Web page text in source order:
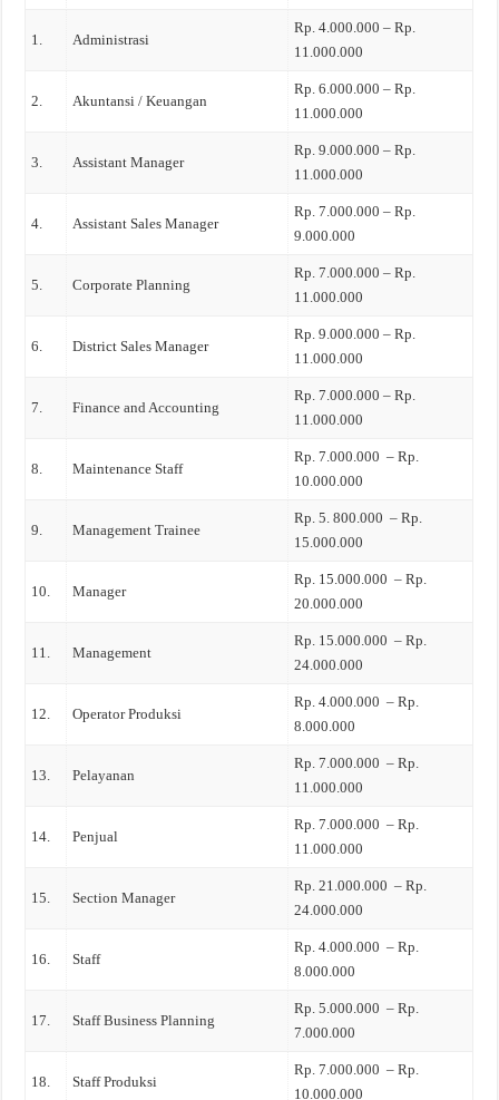
1. Administrasi
Rp. 4.000.000 – Rp.
11.000.000
2. Akuntansi / Keuangan
Rp. 6.000.000 – Rp.
11.000.000
3. Assistant Manager
Rp. 9.000.000 – Rp.
11.000.000
4. Assistant Sales Manager
Rp. 7.000.000 – Rp.
9.000.000
5. Corporate Planning
Rp. 7.000.000 – Rp.
11.000.000
6. District Sales Manager
Rp. 9.000.000 – Rp.
11.000.000
7. Finance and Accounting
Rp. 7.000.000 – Rp.
11.000.000
8. Maintenance Staff
Rp. 7.000.000 – Rp.
10.000.000
9. Management Trainee
Rp. 5. 800.000 – Rp.
15.000.000
10. Manager
Rp. 15.000.000 – Rp.
20.000.000
11. Management
Rp. 15.000.000 – Rp.
24.000.000
12. Operator Produksi
Rp. 4.000.000 – Rp.
8.000.000
13. Pelayanan
Rp. 7.000.000 – Rp.
11.000.000
14. Penjual
Rp. 7.000.000 – Rp.
11.000.000
15. Section Manager
Rp. 21.000.000 – Rp.
24.000.000
16. Staff
Rp. 4.000.000 – Rp.
8.000.000
17. Staff Business Planning
Rp. 5.000.000 – Rp.
7.000.000
18. Staff Produksi
Rp. 7.000.000 – Rp.
10.000.000